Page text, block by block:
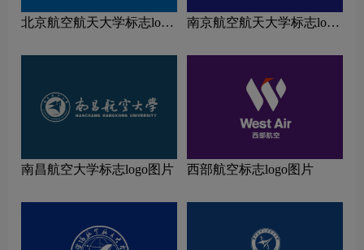
北京航空航天大学标志logo
南京航空航天大学标志logo
南昌航空大学标志logo图片 西部航空标志logo图片